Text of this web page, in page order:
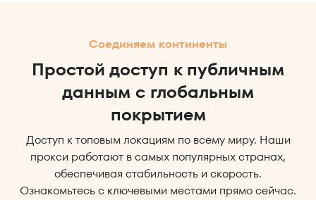
Соединяем континенты
Простой доступ к публичным
данным с глобальным
покрытием
Доступ к топовым локациям по всему миру. Наши
прокси работают в самых популярных странах,
обеспечивая стабильность и скорость.
Ознакомьтесь с ключевыми местами прямо сейчас.